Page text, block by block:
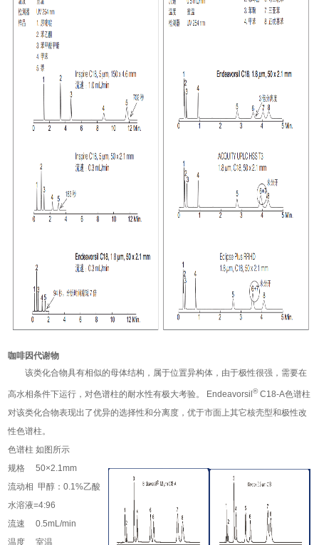
咖啡因代谢物
该类化合物具有相似的母体结构，属于位置异构体，由于极性很强，需要在
高水相条件下运行，对色谱柱的耐水性有极大考验。 Endeavorsil®C18-A色谱柱
对该类化合物表现出了优异的选择性和分离度，优于市面上其它核壳型和极性改
性色谱柱。
色谱柱 如图所示
规格 50×2.1mm
流动相 甲醇：0.1%乙酸
水溶液=4:96
流速 0.5mL/min
温度 室温